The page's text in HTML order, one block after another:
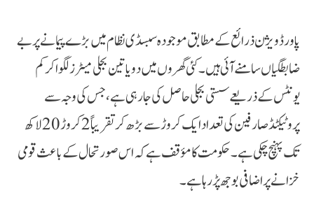
پاور ڈویژن ذرائع کے مطابق موجودہ سبسڈی نظام میں بڑے پیمانے پر بے
ضابطگیاں سامنے آئی ہیں۔ کئی گھروں میں دو یا تین بجلی میٹرز لگوا کر کم
یونٹس کے ذریعے سستی بجلی حاصل کی جا رہی ہے، جس کی وجہ سے
پروٹیکٹڈ صارفین کی تعداد ایک کروڑ سے بڑھ کر تقریباً 2 کروڑ 20 لاکھ
تک پہنچ چکی ہے۔ حکومت کا مؤقف ہے کہ اس صورتحال کے باعث قومی
خزانے پر اضافی بوجھ پڑ رہا ہے۔